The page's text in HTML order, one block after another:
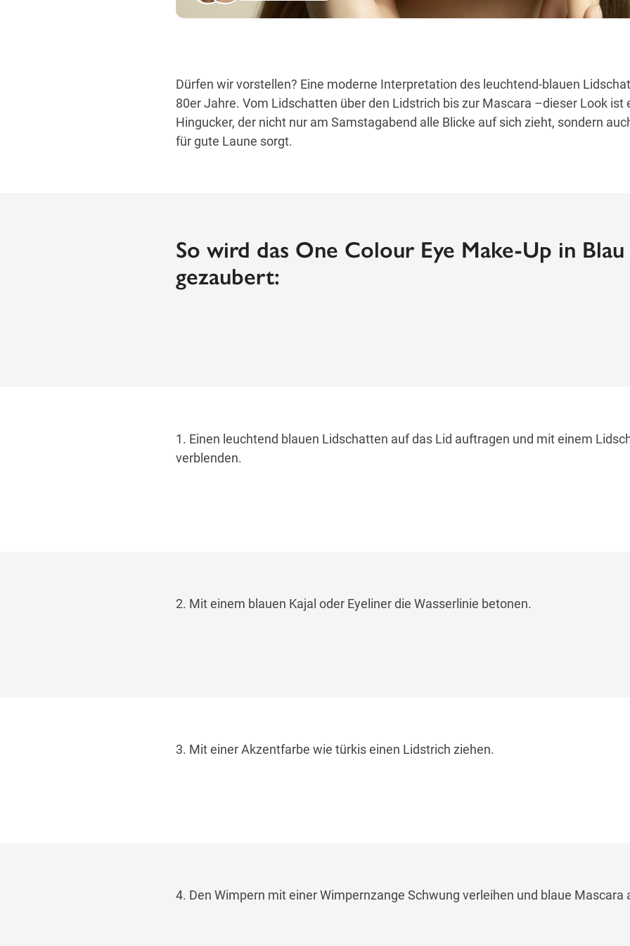
Dürfen wir vorstellen? Eine moderne Interpretation des leuchtend-blauen
80er Jahre. Vom Lidschatten über den Lidstrich bis zur Mascara –dieser Look ist
Hingucker, der nicht nur am Samstagabend alle Blicke auf sich zieht, sondern
für gute Laune sorgt.
So wird das One Colour Eye Make-Up in Blau
gezaubert:
1. Einen leuchtend blauen Lidschatten auf das Lid auftragen und mit einem
verblenden.
2. Mit einem blauen Kajal oder Eyeliner die Wasserlinie betonen.
3. Mit einer Akzentfarbe wie türkis einen Lidstrich ziehen.
4. Den Wimpern mit einer Wimpernzange Schwung verleihen und blaue Mascara